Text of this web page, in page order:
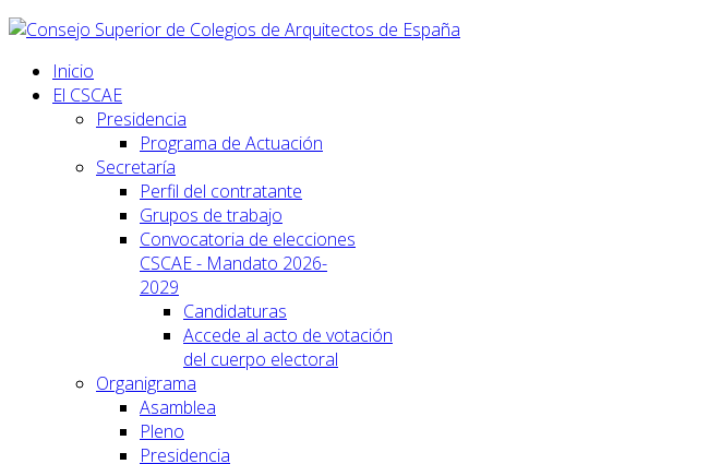
Inicio
El CSCAE
Presidencia
Programa de Actuación
Secretaría
Perfil del contratante
Grupos de trabajo
Convocatoria de elecciones
CSCAE - Mandato 2026-
2029
Candidaturas
Accede al acto de votación
del cuerpo electoral
Organigrama
Asamblea
Pleno
Presidencia